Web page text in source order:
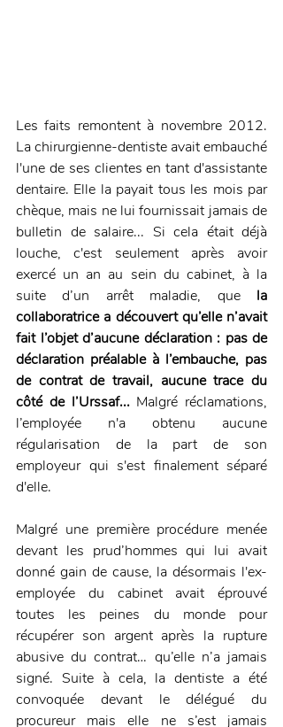
Les faits remontent à novembre 2012.
La chirurgienne-dentiste avait embauché
l'une de ses clientes en tant d'assistante
dentaire. Elle la payait tous les mois par
chèque, mais ne lui fournissait jamais de
bulletin de salaire... Si cela était déjà
louche, c'est seulement après avoir
exercé un an au sein du cabinet, à la
suite d’un arrêt maladie, que la
collaboratrice a découvert qu’elle n’avait
fait l’objet d’aucune déclaration : pas de
déclaration préalable à l’embauche, pas
de contrat de travail, aucune trace du
côté de l’Urssaf... Malgré réclamations,
l’employée n'a obtenu aucune
régularisation de la part de son
employeur qui s'est finalement séparé
d'elle.
Malgré une première procédure menée
devant les prud’hommes qui lui avait
donné gain de cause, la désormais l'ex-
employée du cabinet avait éprouvé
toutes les peines du monde pour
récupérer son argent après la rupture
abusive du contrat… qu’elle n’a jamais
signé. Suite à cela, la dentiste a été
convoquée devant le délégué du
procureur mais elle ne s’est jamais